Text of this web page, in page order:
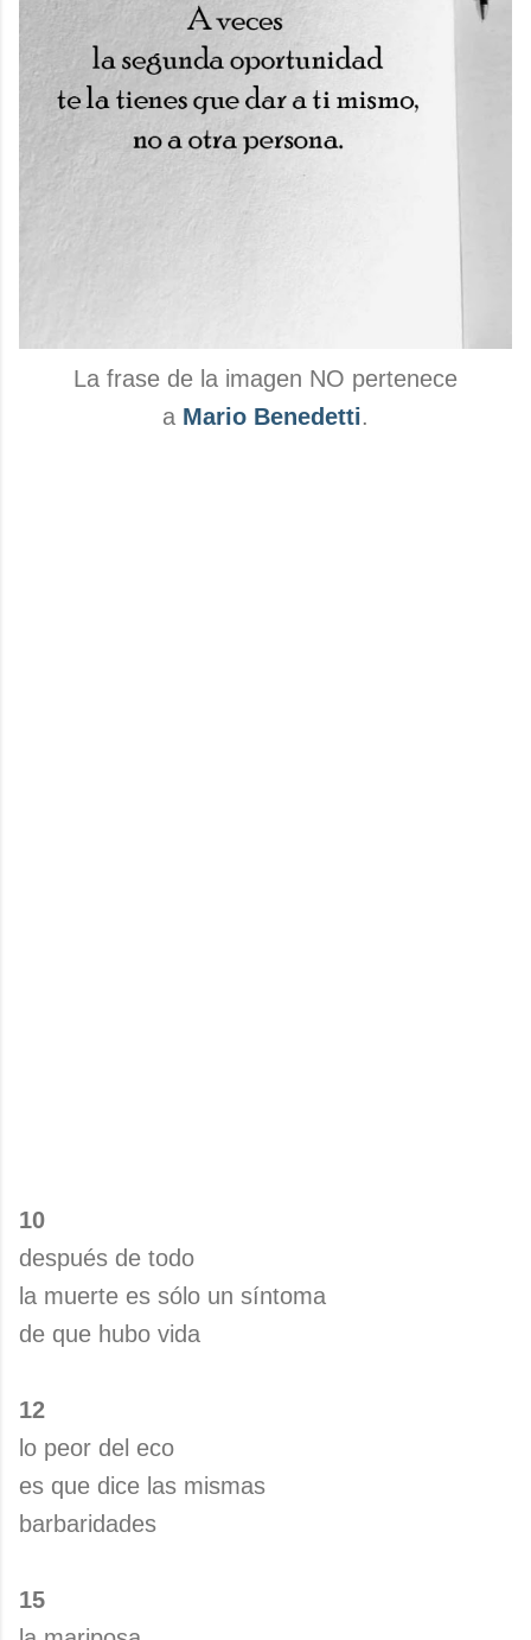
La frase de la imagen NO pertenece
a Mario Benedetti.
10
después de todo
la muerte es sólo un síntoma
de que hubo vida
12
lo peor del eco
es que dice las mismas
barbaridades
15